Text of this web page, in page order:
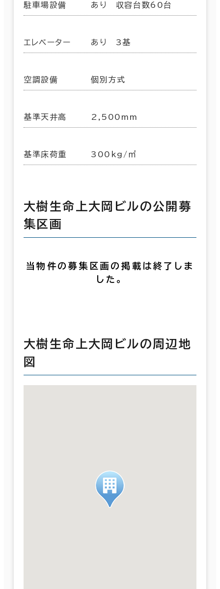
駐車場設備 あり 収容台数60台
エレベーター あり 3基
空調設備 個別方式
基準天井高 2,500mm
基準床荷重 300kg/㎡
大樹生命上大岡ビルの公開募
集区画
当物件の募集区画の掲載は終了しま
した。
大樹生命上大岡ビルの周辺地
図